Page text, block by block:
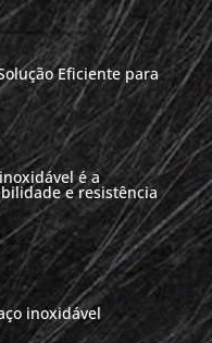
Eficiente para
é a
e resistência
inoxidável